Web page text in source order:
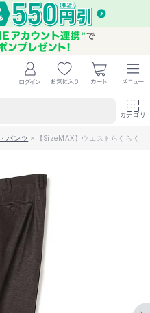
カテゴリ
パンツ > 【SizeMAX】ウエストらくらく